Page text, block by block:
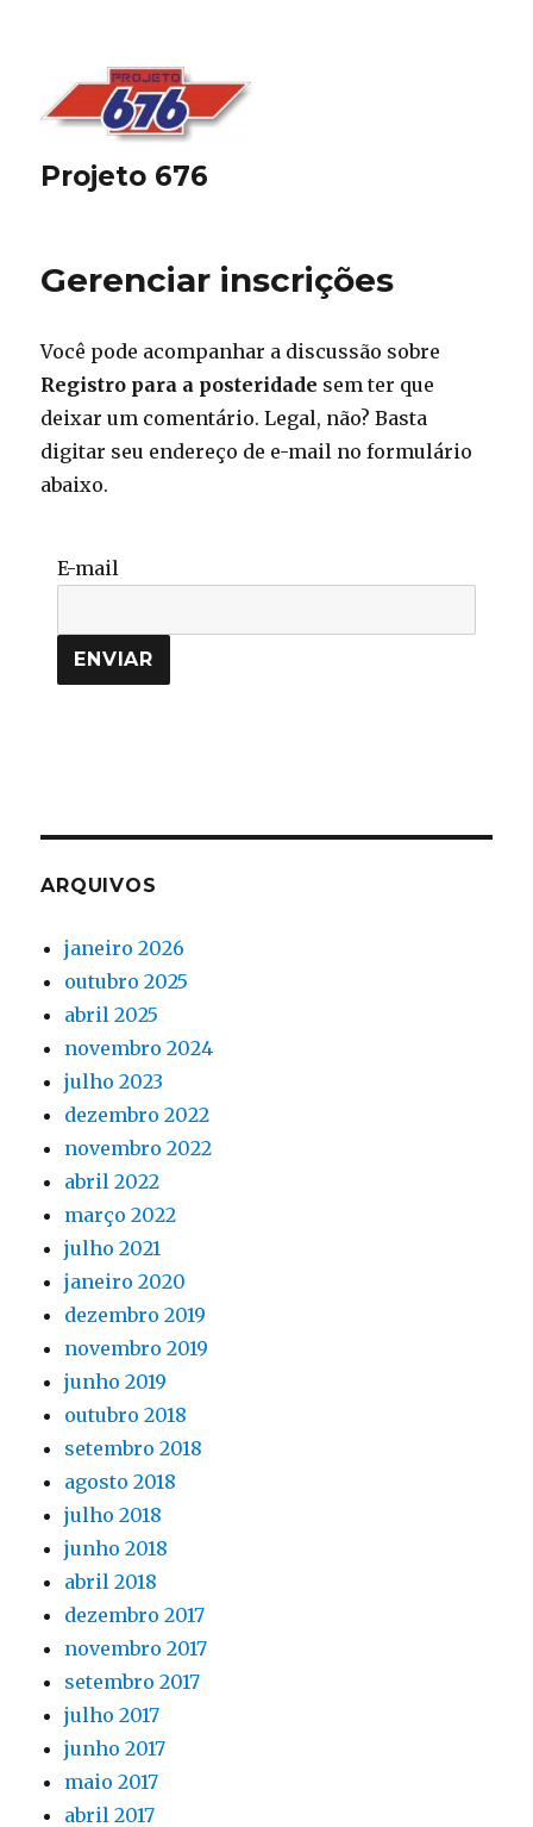
Projeto 676
Gerenciar inscrições
Você pode acompanhar a discussão sobre
Registro para a posteridade sem ter que
deixar um comentário. Legal, não? Basta
digitar seu endereço de e-mail no formulário
abaixo.
E-mail
ARQUIVOS
janeiro 2026
outubro 2025
abril 2025
novembro 2024
julho 2023
dezembro 2022
novembro 2022
abril 2022
março 2022
julho 2021
janeiro 2020
dezembro 2019
novembro 2019
junho 2019
outubro 2018
setembro 2018
agosto 2018
julho 2018
junho 2018
abril 2018
dezembro 2017
novembro 2017
setembro 2017
julho 2017
junho 2017
maio 2017
abril 2017